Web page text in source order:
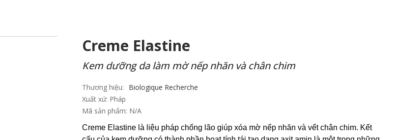
Creme Elastine
Kem dưỡng da làm mờ nếp nhăn và chân chim
Thương hiệu:
Biologique Recherche
Xuất xứ: Pháp
Mã sản phẩm: N/A
Creme Elastine là liệu pháp chống lão giúp xóa mờ nếp nhăn và vết chân chim. Kết